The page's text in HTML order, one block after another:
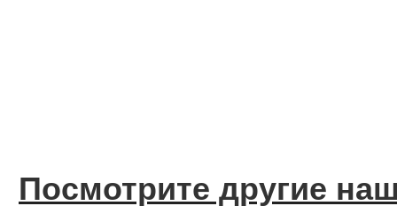
Посмотрите другие